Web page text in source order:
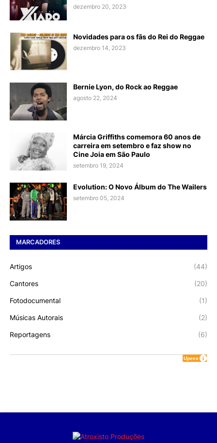
dezembro 20, 2023
Novidades para os fãs do Rei do Reggae
dezembro 14, 2023
Bernie Lyon, do Rock ao Reggae
agosto 22, 2024
Márcia Griffiths comemora 60 anos de
carreira em setembro e faz show no
Cine Joia em São Paulo
setembro 19, 2024
Evolution: O Novo Álbum do The Wailers
setembro 05, 2024
MARCADORES
Artigos (44)
Cantores (20)
Fotodocumental (1)
Músicas Autorais (2)
Reportagens (6)